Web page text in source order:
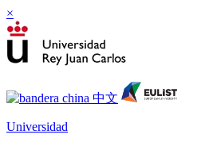
×
Universidad